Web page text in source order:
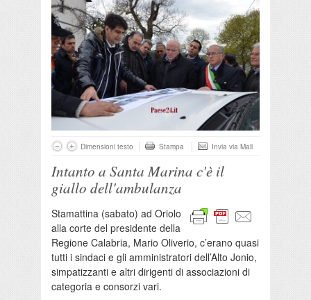
Dimensioni testo Stampa Invia via Mail
Intanto a Santa Marina c'è il
giallo dell'ambulanza
Stamattina (sabato) ad Oriolo
alla corte del presidente della
Regione Calabria, Mario Oliverio, c’erano quasi
tutti i sindaci e gli amministratori dell’Alto Jonio,
simpatizzanti e altri dirigenti di associazioni di
categoria e consorzi vari.